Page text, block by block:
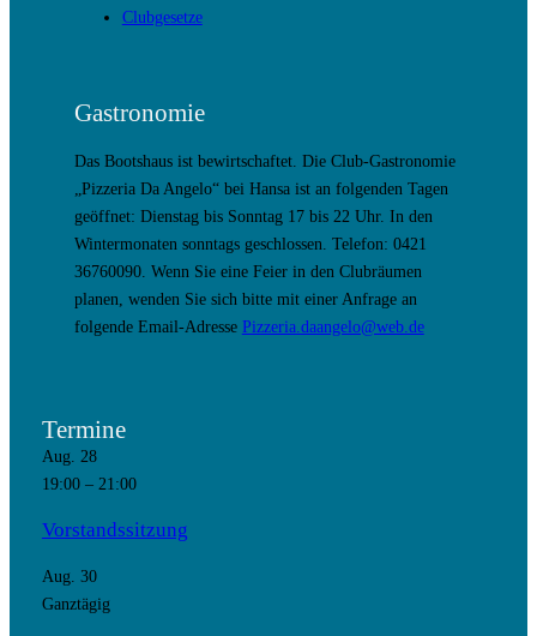
Clubgesetze
Gastronomie
Das Bootshaus ist bewirtschaftet. Die Club-Gastronomie
„Pizzeria Da Angelo“ bei Hansa ist an folgenden Tagen
geöffnet: Dienstag bis Sonntag 17 bis 22 Uhr. In den
Wintermonaten sonntags geschlossen. Telefon: 0421
36760090. Wenn Sie eine Feier in den Clubräumen
planen, wenden Sie sich bitte mit einer Anfrage an
folgende Email-Adresse Pizzeria.daangelo@web.de
Termine
Aug. 28
19:00– 21:00
Vorstandssitzung
Aug. 30
Ganztägig